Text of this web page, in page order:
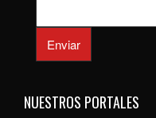
Enviar
NUESTROS PORTALES